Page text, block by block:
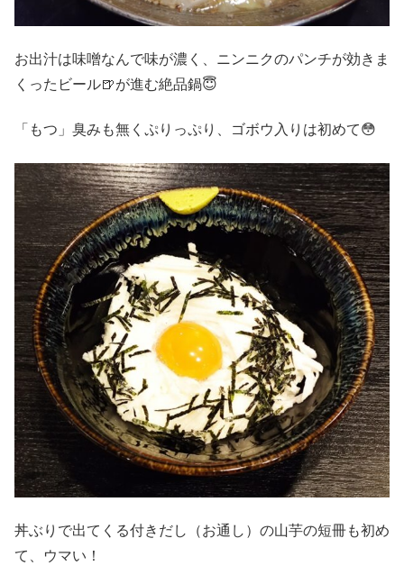
お出汁は味噌なんで味が濃く、ニンニクのパンチが効きま
くったビール🍺が進む絶品鍋😇
「もつ」臭みも無くぷりっぷり、ゴボウ入りは初めて😳
丼ぶりで出てくる付きだし（お通し）の山芋の短冊も初め
て、ウマい！